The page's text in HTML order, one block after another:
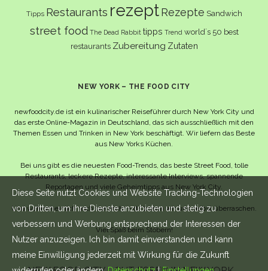
Tipps Restaurants rezept Rezepte Sandwich
street food The Dead Rabbit tipps Trend world´s 50 best
restaurants Zubereitung Zutaten
NEW YORK – THE FOOD CITY
newfoodcity.de ist ein kulinarischer Reiseführer durch New York City und
das erste Online-Magazin in Deutschland, das sich ausschließlich mit den
Themen Essen und Trinken in New York beschäftigt. Wir liefern das Beste
aus New Yorks Küchen.
Bei uns gibt es die neuesten Food-Trends, das beste Street Food, tolle
Restaurants, leckere Rezepte, interessante Interviews, spannende
Reportagen und viele Geheimtipps aus New York City.
Und wahrscheinlich noch viel mehr – da lassen wir uns selbst überraschen.
Viel Spaß beim Stöbern!
Diese Seite nutzt Cookies und Website Tracking-Technologien
von Dritten, um ihre Dienste anzubieten und stetig zu
verbessern und Werbung entsprechend der Interessen der
Nutzer anzuzeigen. Ich bin damit einverstanden und kann
meine Einwilligung jederzeit mit Wirkung für die Zukunft